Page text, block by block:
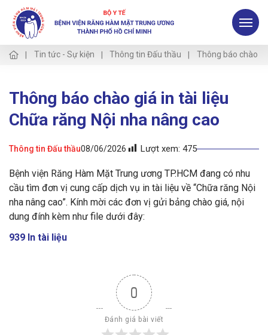
Tin tức - Sự kiện Thông tin Đấu thầu Thông báo chào
Thông báo chào giá in tài liệu
Chữa răng Nội nha nâng cao
Thông tin Đấu thầu08/06/2026 Lượt xem: 475
Bệnh viện Răng Hàm Mặt Trung ương TP.HCM đang có nhu
cầu tìm đơn vị cung cấp dịch vụ in tài liệu về “Chữa răng Nội
nha nâng cao”. Kính mời các đơn vị gửi bảng chào giá, nội
dung đính kèm như file dưới đây:
939 In tài liệu
0
Đánh giá bài viết